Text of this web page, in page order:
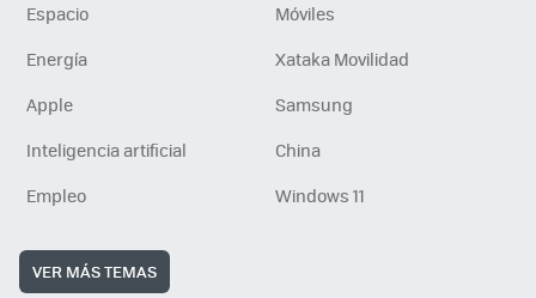
Espacio
Móviles
Energía
Xataka Movilidad
Apple
Samsung
Inteligencia artificial
China
Empleo
Windows 11
VER MÁS TEMAS